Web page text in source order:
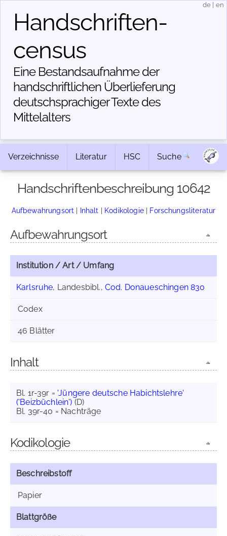
Handschriften­
census
Eine Bestandsaufnahme der
handschriftlichen Über­lieferung
deutschsprachiger Texte des
Mittelalters
de en
Verzeichnisse Literatur HSC Suche
Handschriftenbeschreibung 10642
Aufbewahrungsort | Inhalt | Kodikologie| Forschungsliteratur
Aufbewahrungsort
Institution / Art / Umfang
Karlsruhe, Landesbibl., Cod. Donaueschingen 830
Codex
46 Blätter
Inhalt
Bl. 1r-39r = 'Jüngere deutsche Habichtslehre'
('Beizbüchlein') (D)
Bl. 39r-40 = Nachträge
Kodikologie
Beschreibstoff
Papier
Blattgröße